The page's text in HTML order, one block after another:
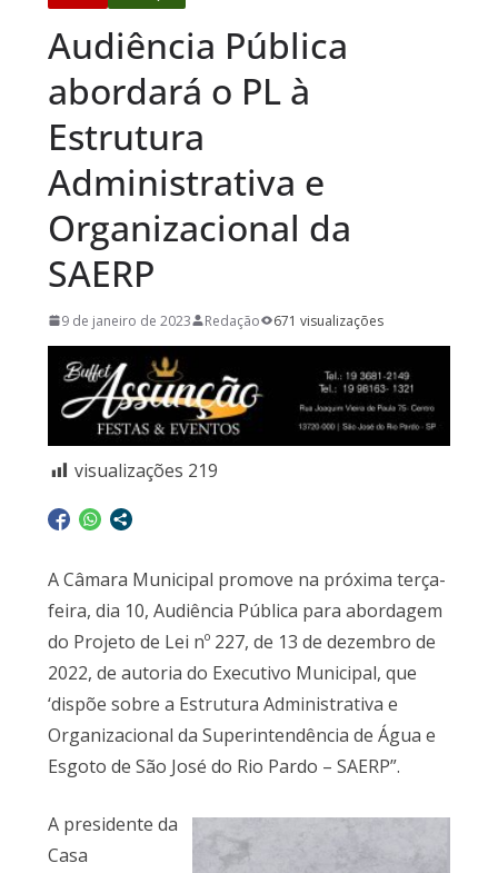
Audiência Pública
abordará o PL à
Estrutura
Administrativa e
Organizacional da
SAERP
9 de janeiro de 2023 Redação 671 visualizações
visualizações 219
A Câmara Municipal promove na próxima terça-
feira, dia 10, Audiência Pública para abordagem
do Projeto de Lei nº 227, de 13 de dezembro de
2022, de autoria do Executivo Municipal, que
‘dispõe sobre a Estrutura Administrativa e
Organizacional da Superintendência de Água e
Esgoto de São José do Rio Pardo – SAERP”.
A presidente da
Casa